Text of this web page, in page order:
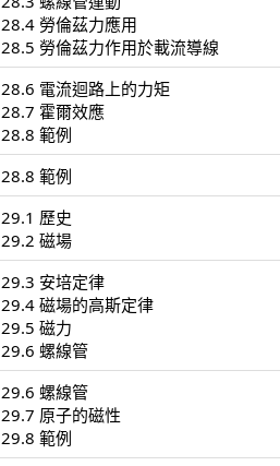
28.4 勞倫茲力應用
28.5 勞倫茲力作用於載流導線
28.6 電流迴路上的力矩
28.7 霍爾效應
28.8 範例
28.8 範例
29.1 歷史
29.2 磁場
29.3 安培定律
29.4 磁場的高斯定律
29.5 磁力
29.6 螺線管
29.6 螺線管
29.7 原子的磁性
29.8 範例